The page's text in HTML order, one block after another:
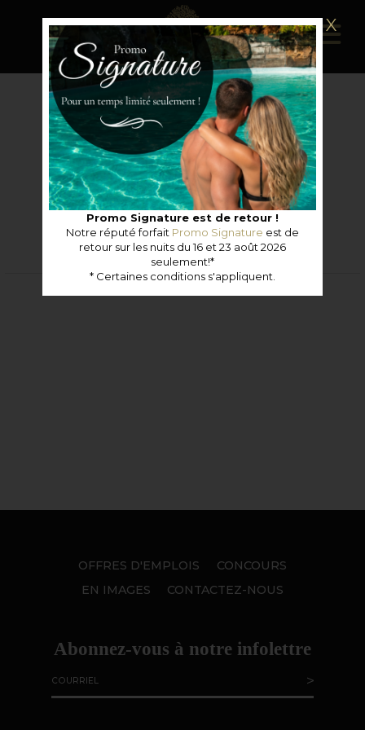
X
Promo Signature est de retour !
Notre réputé forfait Promo Signature est de
retour sur les nuits du 16 et 23 août 2026
seulement!*
* Certaines conditions s'appliquent.
Ce forfait n'est plus disponible.
CONSULTER LES FORFAITS DE CETTE CATÉGORIE
CONCOURS
OFFRES D'EMPLOIS
Abonnez-vous à notre infolettre
EN IMAGES CONTACTEZ-NOUS